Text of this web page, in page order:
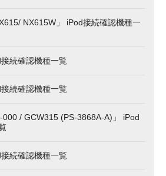
NX615W」 iPod接続確認機種一
接続確認機種一覧
接続確認機種一覧
000 / GCW315 (PS-3868A-A)」 iPod
接続確認機種一覧